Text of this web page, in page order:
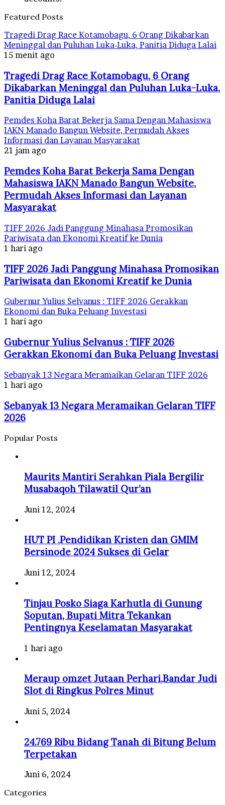
Featured Posts
Tragedi Drag Race Kotamobagu, 6 Orang Dikabarkan
Meninggal dan Puluhan Luka-Luka, Panitia Diduga Lalai
15 menit ago
Tragedi Drag Race Kotamobagu, 6 Orang
Dikabarkan Meninggal dan Puluhan Luka-Luka,
Panitia Diduga Lalai
Pemdes Koha Barat Bekerja Sama Dengan Mahasiswa
IAKN Manado Bangun Website, Permudah Akses
Informasi dan Layanan Masyarakat
21 jam ago
Pemdes Koha Barat Bekerja Sama Dengan
Mahasiswa IAKN Manado Bangun Website,
Permudah Akses Informasi dan Layanan
Masyarakat
TIFF 2026 Jadi Panggung Minahasa Promosikan
Pariwisata dan Ekonomi Kreatif ke Dunia
1 hari ago
TIFF 2026 Jadi Panggung Minahasa Promosikan
Pariwisata dan Ekonomi Kreatif ke Dunia
Gubernur Yulius Selvanus : TIFF 2026 Gerakkan
Ekonomi dan Buka Peluang Investasi
1 hari ago
Gubernur Yulius Selvanus : TIFF 2026
Gerakkan Ekonomi dan Buka Peluang Investasi
Sebanyak 13 Negara Meramaikan Gelaran TIFF 2026
1 hari ago
Sebanyak 13 Negara Meramaikan Gelaran TIFF
2026
Popular Posts
Maurits Mantiri Serahkan Piala Bergilir
Musabaqoh Tilawatil Qur’an
Juni 12, 2024
HUT PI ,Pendidikan Kristen dan GMIM
Bersinode 2024 Sukses di Gelar
Juni 12, 2024
Tinjau Posko Siaga Karhutla di Gunung
Soputan, Bupati Mitra Tekankan
Pentingnya Keselamatan Masyarakat
1 hari ago
Meraup omzet Jutaan Perhari,Bandar Judi
Slot di Ringkus Polres Minut
Juni 5, 2024
24.769 Ribu Bidang Tanah di Bitung Belum
Terpetakan
Juni 6, 2024
Categories